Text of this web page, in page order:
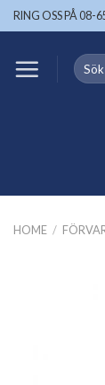
Skip
to
RING OSS PÅ 08-
Search
for:
HOME /